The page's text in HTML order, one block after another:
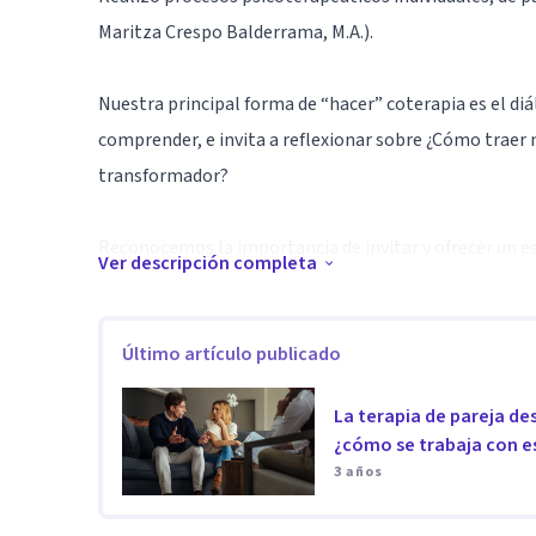
Maritza Crespo Balderrama, M.A.).
Nuestra principal forma de “hacer” coterapia es el
comprender, e invita a reflexionar sobre ¿Cómo
transformador?
El espacio de coterapia, se convierte en una fuente
tanto para los consultantes que aceptan (con
comprometiéndose en un diálogo abierto que tiene
mutuamente transformador.
Ver descripción completa
Último artículo publicado
La terapia de pareja
¿cómo se trabaja con
3 años